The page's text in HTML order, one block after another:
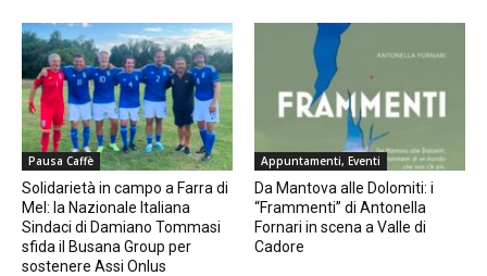
Pausa Caffè
Solidarietà in campo a Farra di
Mel: la Nazionale Italiana
Sindaci di Damiano Tommasi
sfida il Busana Group per
sostenere Assi Onlus
Appuntamenti, Eventi
Da Mantova alle Dolomiti: i
“Frammenti” di Antonella
Fornari in scena a Valle di
Cadore